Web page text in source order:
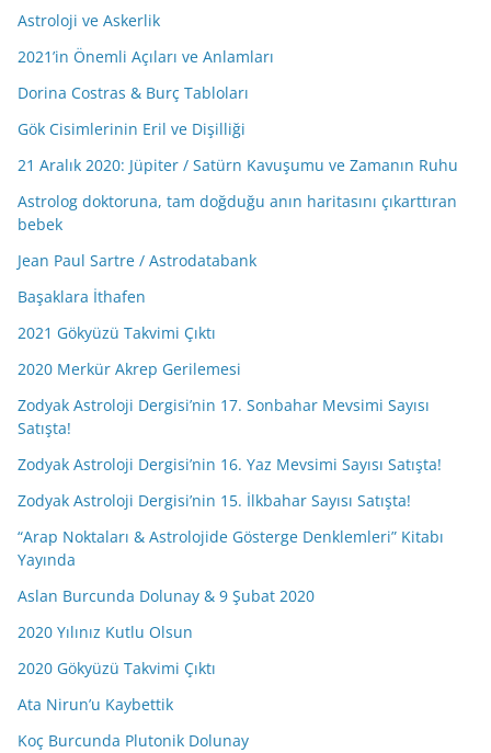
Astroloji ve Askerlik
2021’in Önemli Açıları ve Anlamları
Dorina Costras & Burç Tabloları
Gök Cisimlerinin Eril ve Dişilliği
21 Aralık 2020: Jüpiter / Satürn Kavuşumu ve Zamanın Ruhu
Astrolog doktoruna, tam doğduğu anın haritasını çıkarttıran
bebek
Jean Paul Sartre / Astrodatabank
Başaklara İthafen
2021 Gökyüzü Takvimi Çıktı
2020 Merkür Akrep Gerilemesi
Zodyak Astroloji Dergisi’nin 17. Sonbahar Mevsimi Sayısı
Satışta!
Zodyak Astroloji Dergisi’nin 16. Yaz Mevsimi Sayısı Satışta!
Zodyak Astroloji Dergisi’nin 15. İlkbahar Sayısı Satışta!
“Arap Noktaları & Astrolojide Gösterge Denklemleri” Kitabı
Yayında
Aslan Burcunda Dolunay & 9 Şubat 2020
2020 Yılınız Kutlu Olsun
2020 Gökyüzü Takvimi Çıktı
Ata Nirun’u Kaybettik
Koç Burcunda Plutonik Dolunay